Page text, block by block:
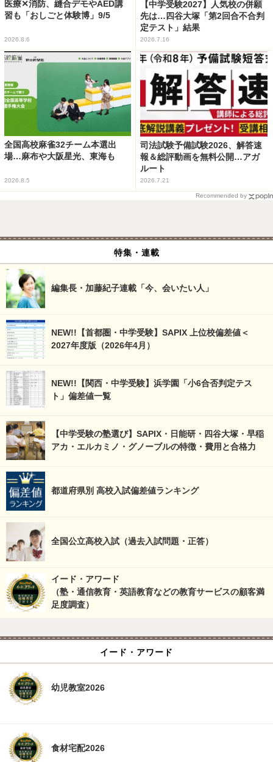
医療✕消防、縫合デモやAED講
習も「おしごと体験博」9/5
2026.8.6
【中学受験2027】人気校の併願
先は…四谷大塚「第2回合不合判
定テスト」結果
2026.7.16
全国高校麻雀32チーム本選出
場…麻布や大阪星光、東海も
2026.8.5
司法試験予備試験2026、解答速
報＆総評動画を無料公開…アガ
ルート
2026.7.21
Recommended by
特集・連載
編集長・加藤紀子連載「今、会いたい人」
NEW!!【首都圏・中学受験】SAPIX 上位校偏差値＜
2027年度版（2026年4月）
NEW!!【関西・中学受験】浜学園「小6合否判定テス
ト」偏差値一覧
【中学受験の塾選び】SAPIX・日能研・四谷大塚・早稲
アカ・エルカミノ・グノーブルの特徴・費用と合格力
都道府県別 高校入試偏差値ランキング
全国公立高校入試（過去入試問題・正答）
イード・アワード
（塾・通信教育・英語教育などの教育サービスの顧客満
足度調査）
イード・アワード
幼児教室2026
食材宅配2026